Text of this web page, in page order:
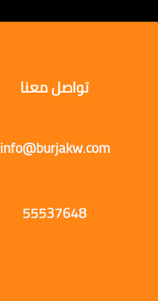
تواصل معنا
info@burjakw.com
55537648